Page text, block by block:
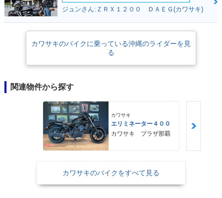
ジュンさん:ＺＲＸ１２００ ＤＡＥＧ(カワサキ)
カワサキのバイクに乗っている沖縄のライダーを見
る
関連物件から探す
カワサキ
エリミネーター４００
カワサキ プラザ那覇
カワサキのバイクをすべて見る